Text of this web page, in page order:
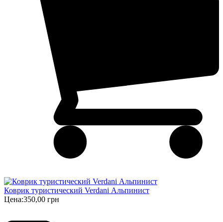
Коврик туристический Verdani Альпинист
Цена:350,00 грн